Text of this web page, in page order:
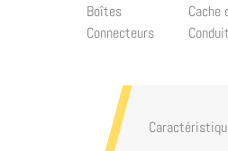
Boîtes
Connecteurs